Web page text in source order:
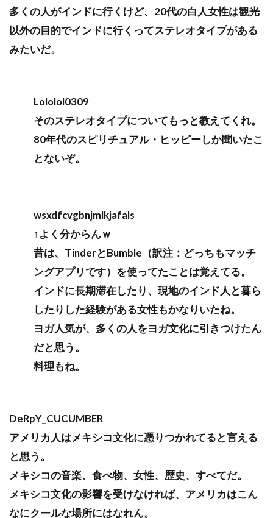
多くの人がインドに行くけど、20代の白人女性は観光
以外の目的でインドに行くってステレオタイプがある
みたいだ。
Lololol0309
そのステレオタイプについてもっと教えてくれ。
80年代のスピリチュアル・ヒッピーしか聞いたこ
とないぞ。
wsxdfcvgbnjmlkjafals
↑よく分からんｗ
昔は、TinderとBumble（訳注：どっちもマッチ
ングアプリです）を使ってたことは覚えてる。
インドに長期滞在したり、現地のインド人と暮ら
したりした経験がある女性もかなりいたね。
ヨガ人気が、多くの人をヨガ文化に引きつけたん
だと思う。
料理もね。
DeRpY_CUCUMBER
アメリカ人はメキシコ文化に憑りつかれてると言える
と思う。
メキシコの音楽、食べ物、女性、歴史、すべてだ。
メキシコ文化の影響を受けなければ、アメリカはこん
なにクールな場所にはなれん。